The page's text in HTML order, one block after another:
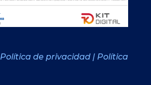
Política de privacidad | Política